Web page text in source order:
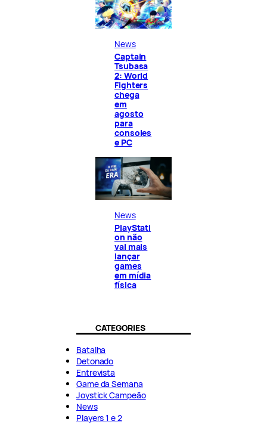
News
Captain
Tsubasa
2: World
Fighters
chega
em
agosto
para
consoles
e PC
News
PlayStati
on não
vai mais
lançar
games
em mídia
física
CATEGORIES
Batalha
Detonado
Entrevista
Game da Semana
Joystick Campeão
News
Players 1 e 2